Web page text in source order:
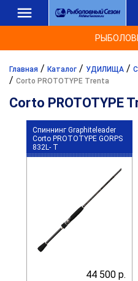
Главная / Каталог / УДИЛИЩА /
/ Corto PROTOTYPE Trenta
Corto PROTOTYPE
Спиннинг Graphiteleader
Corto PROTOTYPE GORPS
832L- T
44 500 р.